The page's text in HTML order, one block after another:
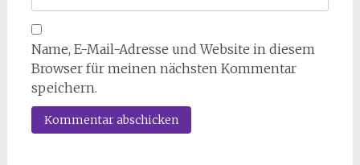
Name, E-Mail-Adresse und Website in diesem
Browser für meinen nächsten Kommentar
speichern.